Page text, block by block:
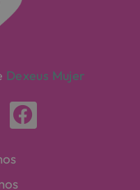
Dexeus Mujer